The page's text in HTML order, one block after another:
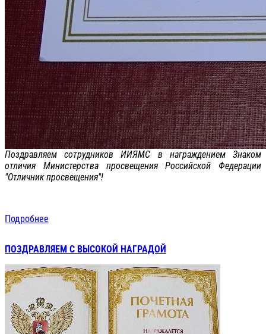
Поздравляем сотрудников ИИЯМС в награждением Знаком
отличия Министерства просвещения Российской Федерации
"Отличник просвещения"!
Подробнее
ПОЗДРАВЛЯЕМ С ВЫСОКОЙ НАГРАДОЙ